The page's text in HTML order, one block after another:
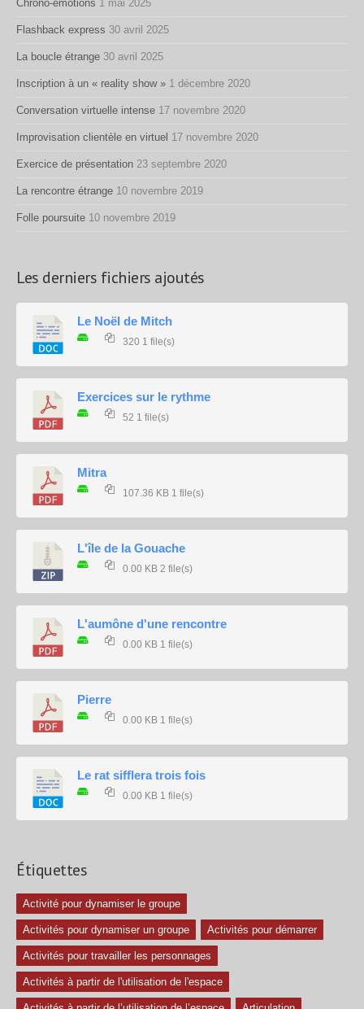
Chrono-émotions 1 mai 2025
Flashback express 30 avril 2025
La boucle étrange 30 avril 2025
Inscription à un « reality show » 1 décembre 2020
Conversation virtuelle intense 17 novembre 2020
Improvisation clientèle en virtuel 17 novembre 2020
Exercice de présentation 23 septembre 2020
La rencontre étrange 10 novembre 2019
Folle poursuite 10 novembre 2019
Les derniers fichiers ajoutés
Le Noël de Mitch
320 1 file(s)
Exercices sur le rythme
52 1 file(s)
Mitra
107.36 KB 1 file(s)
L'île de la Gouache
0.00 KB 2 file(s)
L'aumône d'une rencontre
0.00 KB 1 file(s)
Pierre
0.00 KB 1 file(s)
Le rat sifflera trois fois
0.00 KB 1 file(s)
Étiquettes
Activité pour dynamiser le groupe
Activités pour dynamiser un groupe Activités pour démarrer
Activités pour travailler les personnages
Activités à partir de l'utilisation de l'espace